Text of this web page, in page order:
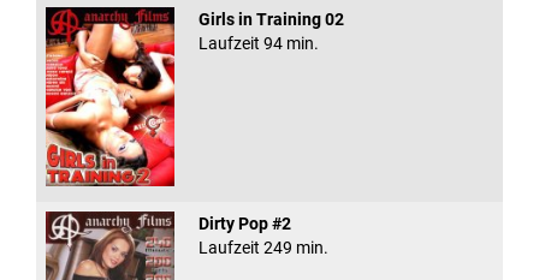
Girls in Training 02
Laufzeit 94 min.
Dirty Pop #2
Laufzeit 249 min.